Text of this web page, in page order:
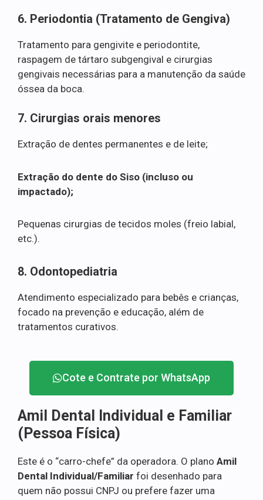
6. Periodontia (Tratamento de Gengiva)
Tratamento para gengivite e periodontite,
raspagem de tártaro subgengival e cirurgias
gengivais necessárias para a manutenção da saúde
óssea da boca.
7. Cirurgias orais menores
Extração de dentes permanentes e de leite;
Extração do dente do Siso (incluso ou
impactado);
Pequenas cirurgias de tecidos moles (freio labial,
etc.).
8. Odontopediatria
Atendimento especializado para bebês e crianças,
focado na prevenção e educação, além de
tratamentos curativos.
Cote e Contrate por WhatsApp
Amil Dental Individual e Familiar
(Pessoa Física)
Este é o “carro-chefe” da operadora. O plano Amil
Dental Individual/Familiar foi desenhado para
quem não possui CNPJ ou prefere fazer uma